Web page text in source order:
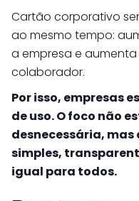
Cartão corporativo
ao mesmo tempo:
a empresa e
colaborador.
Por isso, empresas
de uso. O foco não
desnecessária,
simples,
igual para todos.